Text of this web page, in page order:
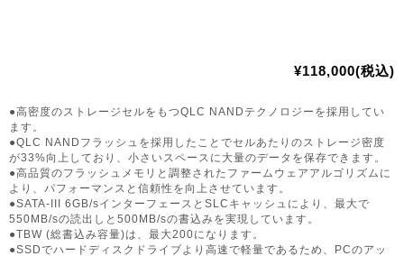
¥118,000(税込)
●高密度のストレージセルをもつQLC NANDテクノロジーを採用してい
ます。
●QLC NANDフラッシュを採用したことでセルあたりのストレージ密度
が33%向上しており、小さいスペースに大量のデータを保存できます。
●高品質のフラッシュメモリと調整されたファームウェアアルゴリズムに
より、パフォーマンスと信頼性を向上させています。
●SATA-III 6GB/sインターフェースとSLCキャッシュにより、最大で
550MB/sの読出しと500MB/sの書込みを実現しています。
●TBW (総書込み容量)は、最大200になります。
●SSDでハードディスクドライブより高速で軽量であるため、PCのアッ